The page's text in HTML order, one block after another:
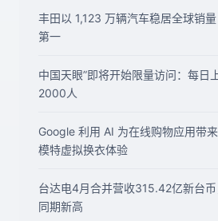
丰田以 1,123 万辆汽车稳居全球销量
第一
中国天眼”即将开始限量访问：每日
2000人
Google 利用 AI 为在线购物应用带
模特虚拟换衣体验
台达电4月合并营收315.42亿新台币
同期新高